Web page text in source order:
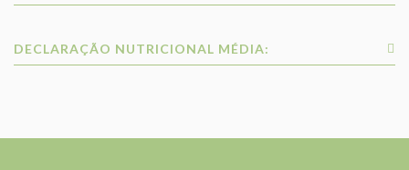
DECLARAÇÃO NUTRICIONAL MÉDIA: